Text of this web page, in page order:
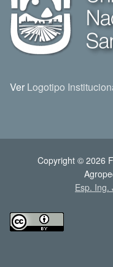
Ver Logotipo
Copyright © 2026
Esp. Ing.